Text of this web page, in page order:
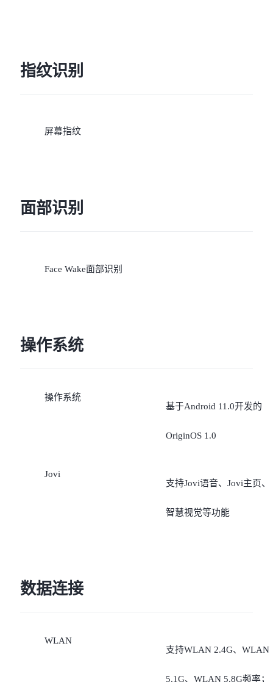
指纹识别
屏幕指纹
面部识别
Face Wake面部识别
操作系统
操作系统
基于Android 11.0开发的
OriginOS 1.0
Jovi
支持Jovi语音、Jovi主页、
智慧视觉等功能
数据连接
WLAN
支持WLAN 2.4G、WLAN
5.1G、WLAN 5.8G频率；